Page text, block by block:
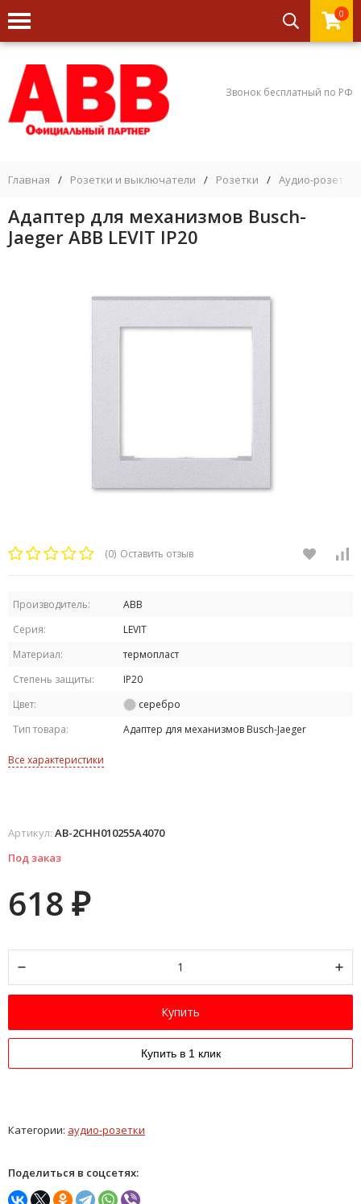
0
Звонок бесплатный по РФ
Главная / Розетки и выключатели / Розетки / Аудио-розетки
Адаптер для механизмов Busch-
Jaeger ABB LEVIT IP20
(0) Оставить отзыв
Производитель:
ABB
Серия:
LEVIT
Материал:
термопласт
Степень защиты:
IP20
Цвет:
серебро
Тип товара:
Адаптер для механизмов Busch-Jaeger
Все характеристики
Артикул: AB-2CHH010255A4070
Под заказ
618 ₽
Купить
Купить в 1 клик
Категории: аудио-розетки
Поделиться в соцсетях: